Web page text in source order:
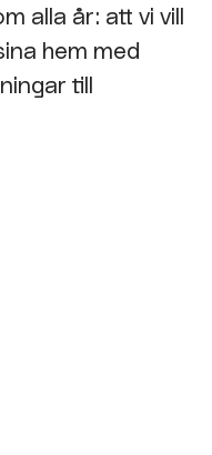
alla år: att vi vill
hem med
till